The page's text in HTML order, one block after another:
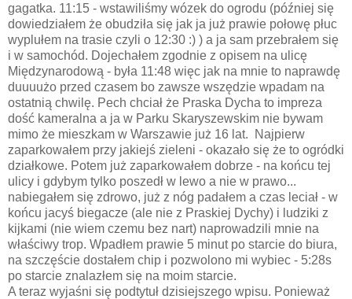
gagatka. 11:15 - wstawiliśmy wózek do ogrodu (później się
dowiedziałem że obudziła się jak ja już prawie połowę płuc
wyplułem na trasie czyli o 12:30 :) ) a ja sam przebrałem się
i w samochód. Dojechałem zgodnie z opisem na ulicę
Międzynarodową - była 11:48 więc jak na mnie to naprawdę
duuuużo przed czasem bo zawsze wszędzie wpadam na
ostatnią chwilę. Pech chciał że Praska Dycha to impreza
dość kameralna a ja w Parku Skaryszewskim nie bywam
mimo że mieszkam w Warszawie już 16 lat. Najpierw
zaparkowałem przy jakiejś zieleni - okazało się że to ogródki
działkowe. Potem już zaparkowałem dobrze - na końcu tej
ulicy i gdybym tylko poszedł w lewo a nie w prawo...
nabiegałem się zdrowo, już z nóg padałem a czas leciał - w
końcu jacyś biegacze (ale nie z Praskiej Dychy) i ludziki z
kijkami (nie wiem czemu bez nart) naprowadzili mnie na
właściwy trop. Wpadłem prawie 5 minut po starcie do biura,
na szczęście dostałem chip i pozwolono mi wybiec - 5:28s
po starcie znalazłem się na moim starcie.
A teraz wyjaśni się podtytuł dzisiejszego wpisu. Ponieważ